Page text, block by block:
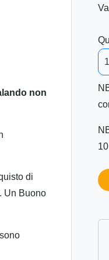
non
di
Un Buono